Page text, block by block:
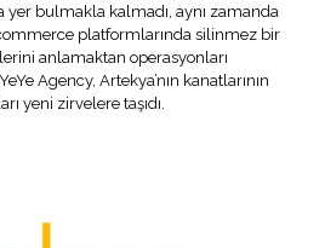
yer bulmakla kalmadı, aynı zamanda
platformlarında silinmez bir
anlamaktan operasyonları
Agency, Artekya’nın kanatlarının
yeni zirvelere taşıdı.